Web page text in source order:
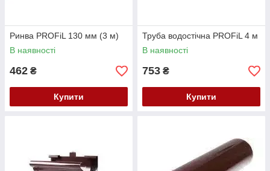
Ринва PROFiL 130 мм (3 м)
В наявності
462 ₴
Купити
Труба водостічна PROFiL 4 м
В наявності
753 ₴
Купити